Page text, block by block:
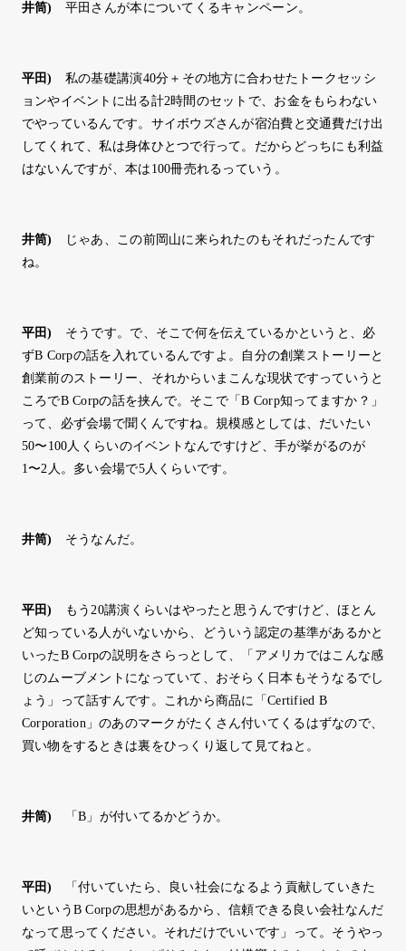
井筒) 平田さんが本についてくるキャンペーン。
平田)
私の基礎講演40分＋その地方に合わせたトークセッシ
ョンやイベントに出る計2時間のセットで、お金をもらわない
でやっているんです。サイボウズさんが宿泊費と交通費だけ出
してくれて、私は身体ひとつで行って。だからどっちにも利益
はないんですが、本は100冊売れるっていう。
井筒)
じゃあ、この前岡山に来られたのもそれだったんです
ね。
平田)
そうです。で、そこで何を伝えているかというと、必
ずB Corpの話を入れているんですよ。自分の創業ストーリーと
創業前のストーリー、それからいまこんな現状ですっていうと
ころでB Corpの話を挟んで。そこで「B Corp知ってますか？」
って、必ず会場で聞くんですね。規模感としては、だいたい
50〜100人くらいのイベントなんですけど、手が挙がるのが
1〜2人。多い会場で5人くらいです。
井筒) そうなんだ。
平田)
もう20講演くらいはやったと思うんですけど、ほとん
ど知っている人がいないから、どういう認定の基準があるかと
いったB Corpの説明をさらっとして、「アメリカではこんな感
じのムーブメントになっていて、おそらく日本もそうなるでし
ょう」って話すんです。これから商品に「Certified B
Corporation」のあのマークがたくさん付いてくるはずなので、
買い物をするときは裏をひっくり返して見てねと。
井筒) 「B」が付いてるかどうか。
平田)
「付いていたら、良い社会になるよう貢献していきた
いというB Corpの思想があるから、信頼できる良い会社なんだ
なって思ってください。それだけでいいです」って。そうやっ